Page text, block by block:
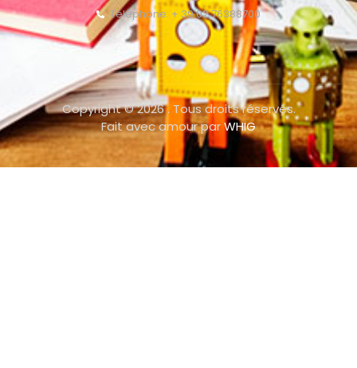
Téléphone: + 39 02 76388700
Copyright © 2026 . Tous droits réservés.
Fait avec amour parWHIG